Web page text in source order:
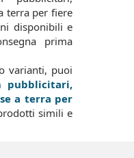
terra per fiere
disponibili e
prima
varianti, puoi
pubblicitari,
a terra per
simili e